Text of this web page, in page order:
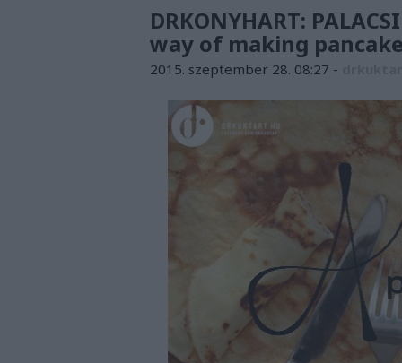
DRKONYHART:
way of making
2015. szeptember 28. 08:27 -